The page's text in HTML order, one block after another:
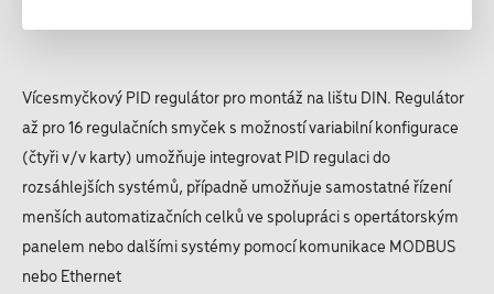
Vícesmyčkový PID regulátor pro montáž na lištu DIN. Regulátor
až pro 16 regulačních smyček s možností variabilní konfigurace
(čtyři v/v karty) umožňuje integrovat PID regulaci do
rozsáhlejších systémů, případně umožňuje samostatné řízení
menších automatizačních celků ve spolupráci s opertátorským
panelem nebo dalšími systémy pomocí komunikace MODBUS
nebo Ethernet